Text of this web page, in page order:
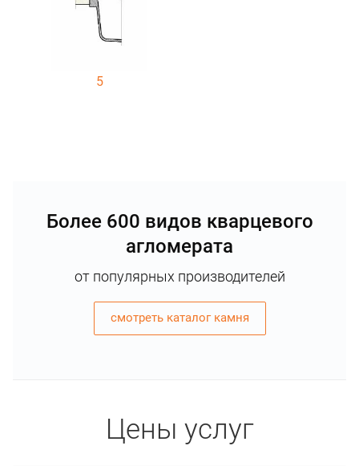
5
Более 600 видов кварцевого
агломерата
от популярных производителей
смотреть каталог камня
Цены услуг